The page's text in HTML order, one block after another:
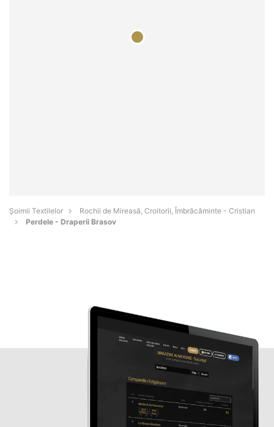
Șoimii Textilelor
Rochii de Mireasă, Croitorii, Îmbrăcăminte - Cristian
Perdele - Draperii Brasov